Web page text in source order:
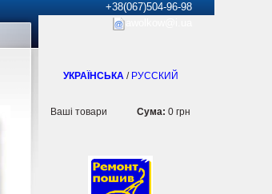
+38(067)504-96-98
УКРАЇНСЬКА/ РУССКИЙ
Ваші товари Сума: 0 грн